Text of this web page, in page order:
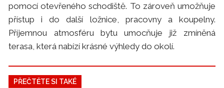
pomocí otevřeného schodiště. To zároveň umožňuje
přístup i do další ložnice, pracovny a koupelny.
Příjemnou atmosféru bytu umocňuje již zmíněná
terasa, která nabízí krásné výhledy do okolí.
PŘEČTĚTE SI TAKÉ